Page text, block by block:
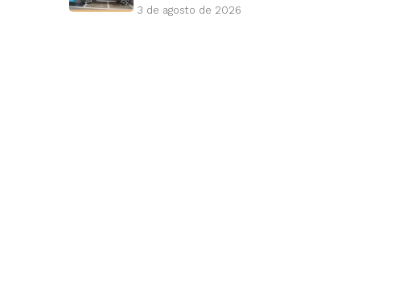
3 de agosto de 2026